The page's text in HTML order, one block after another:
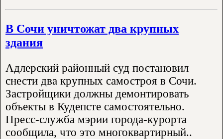
В Сочи уничтожат два крупных
здания
Адлерский районный суд постановил
снести два крупных самостроя в Сочи.
Застройщики должны демонтировать
объекты в Кудепсте самостоятельно.
Пресс-служба мэрии города-курорта
сообщила, что это многоквартирный..